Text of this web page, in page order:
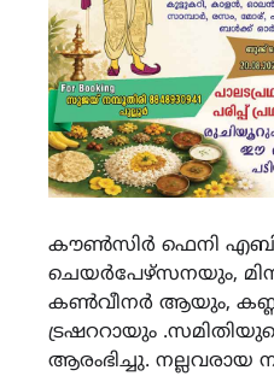
കൗൺസിർ ഫെനി
ചെയർപേഴ്സനയും,
കൺവീനർ ആയും,
ട്രഷററായും
ആരംഭിച്ചു. നല്ലവരായ